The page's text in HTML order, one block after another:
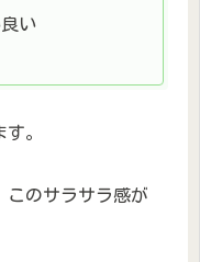
い
。
このサラサラ感が